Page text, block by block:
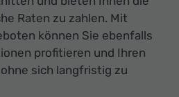
Raten zu zahlen. Mit
können Sie ebenfalls
profitieren und Ihren
sich langfristig zu